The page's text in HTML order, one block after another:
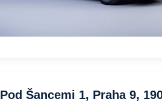
Pod Šancemi 1, Praha 9,